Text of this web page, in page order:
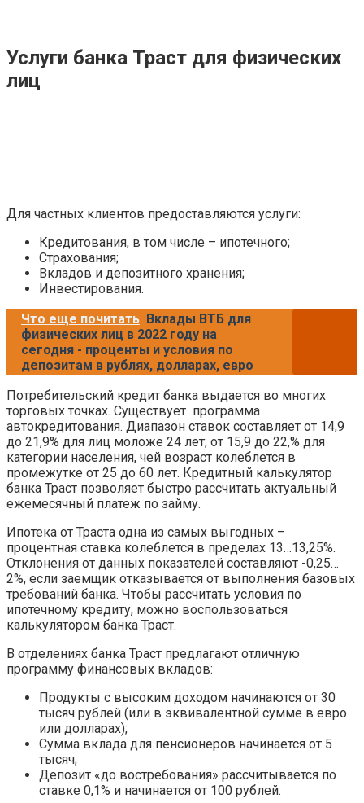
Услуги банка Траст для физических
лиц
Для частных клиентов предоставляются услуги:
Кредитования, в том числе – ипотечного;
Страхования;
Вкладов и депозитного хранения;
Инвестирования.
Что еще почитать Вклады ВТБ для
физических лиц в 2022 году на
сегодня - проценты и условия по
депозитам в рублях, долларах, евро
Потребительский кредит банка выдается во многих
торговых точках. Существует программа
автокредитования. Диапазон ставок составляет от 14,9
до 21,9% для лиц моложе 24 лет; от 15,9 до 22,% для
категории населения, чей возраст колеблется в
промежутке от 25 до 60 лет. Кредитный калькулятор
банка Траст позволяет быстро рассчитать актуальный
ежемесячный платеж по займу.
Ипотека от Траста одна из самых выгодных –
процентная ставка колеблется в пределах 13…13,25%.
Отклонения от данных показателей составляют -0,25…
2%, если заемщик отказывается от выполнения базовых
требований банка. Чтобы рассчитать условия по
ипотечному кредиту, можно воспользоваться
калькулятором банка Траст.
В отделениях банка Траст предлагают отличную
программу финансовых вкладов:
Продукты с высоким доходом начинаются от 30
тысяч рублей (или в эквивалентной сумме в евро
или долларах);
Сумма вклада для пенсионеров начинается от 5
тысяч;
Депозит «до востребования» рассчитывается по
ставке 0,1% и начинается от 100 рублей.